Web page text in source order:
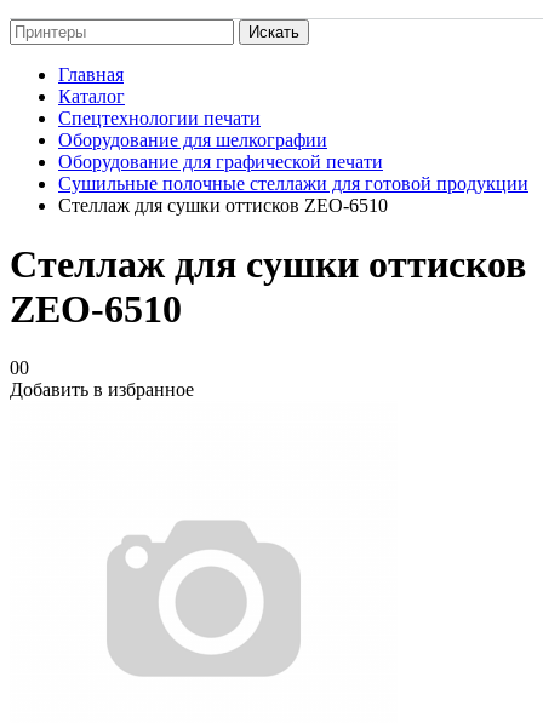
Искать
Главная
Каталог
Спецтехнологии печати
Оборудование для шелкографии
Оборудование для графической печати
Сушильные полочные стеллажи для готовой продукции
Стеллаж для сушки оттисков ZEO-6510
Стеллаж для сушки оттисков
ZEO-6510
00
Добавить в избранное